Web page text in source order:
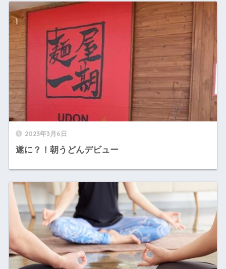
2023年3月6日
遂に？！朝うどんデビュー